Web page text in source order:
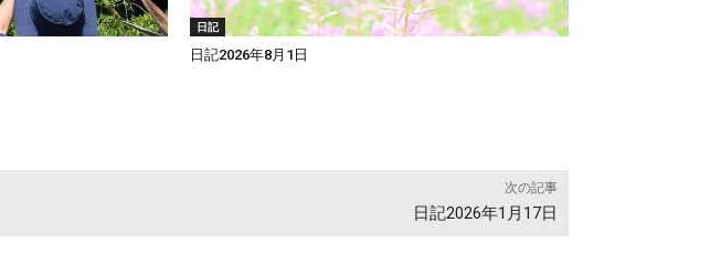
日記
日記2026年8月1日
次の記事
日記2026年1月17日